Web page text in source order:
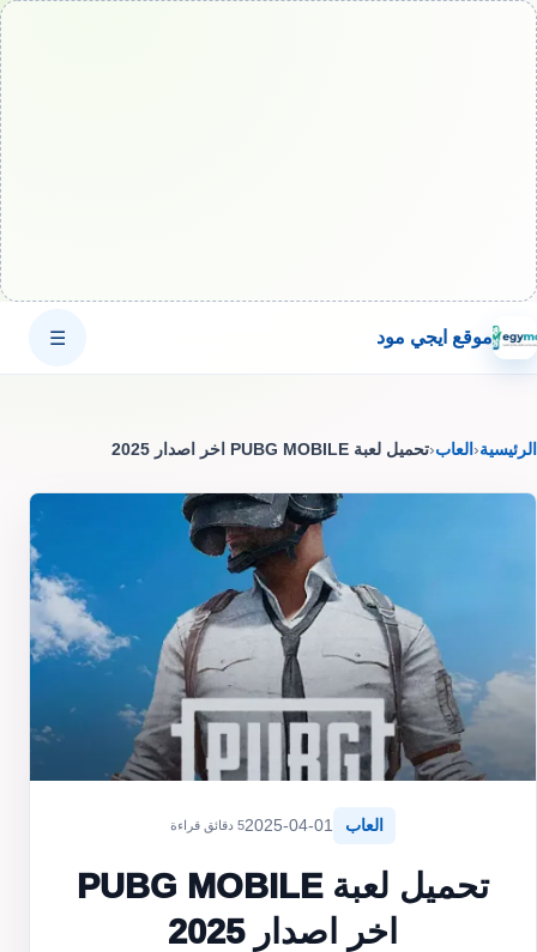
موقع ايجي مود ☰
الرئيسية‹ العاب‹تحميل لعبة PUBG MOBILE اخر اصدار 2025
العاب 2025-04-015 دقائق قراءة
تحميل لعبة PUBG MOBILE
اخر اصدار 2025